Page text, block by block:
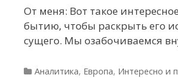
От меня: Вот такое
бытию, чтобы раскрыть его
сущего. Мы озабочиваемся
Рубрики
Аналитика, Европа, Интересно и